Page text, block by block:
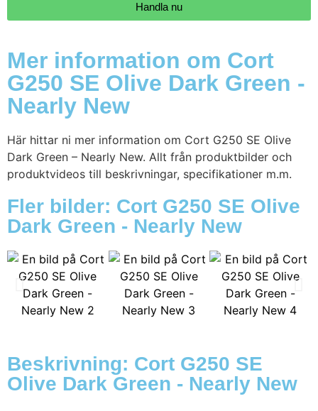
Handla nu
Mer information om Cort
G250 SE Olive Dark Green -
Nearly New
Här hittar ni mer information om Cort G250 SE Olive
Dark Green – Nearly New. Allt från produktbilder och
produktvideos till beskrivningar, specifikationer m.m.
Fler bilder: Cort G250 SE Olive
Dark Green - Nearly New
Beskrivning: Cort G250 SE
Olive Dark Green - Nearly New